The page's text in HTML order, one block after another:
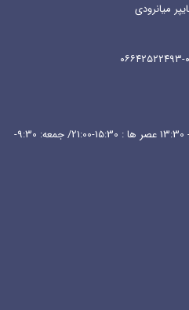
میانرودی
شنبه تاپنجشنبه صبح ها: 8:30 - 13:30 عصر ها : 15:30-21:00/ جمعه: 9:30-